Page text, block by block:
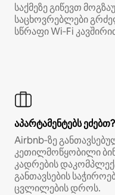
საქმეზე გიწევთ
საცხოვრებლები
სწრაფი Wi‑Fi
აპარტამენტებს ეძებთ?
Airbnb‑ზე
კეთილმოწყობილი
კადრების
განთავსების
ცვლილების დროს.